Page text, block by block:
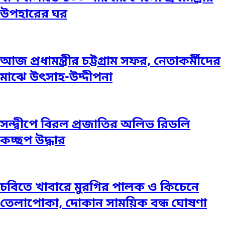
উপহারের ঘর
আজ প্রধামন্ত্রীর চট্টগ্রাম সফর, নেতাকর্মীদের
মাঝে উৎসাহ-উদ্দীপনা
সন্দ্বীপে বিরল প্রজাতির অলিভ রিডলি
কচ্ছপ উদ্ধার
চবিতে খাবারে মুরগির পালক ও কিচেনে
তেলাপোকা, দোকান সাময়িক বন্ধ ঘোষণা